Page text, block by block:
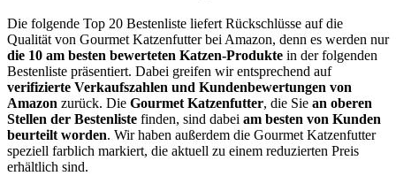
Die folgende Top 20 Bestenliste liefert Rückschlüsse auf die
Qualität von Gourmet Katzenfutter bei Amazon, denn es werden nur
die 10 am besten bewerteten Katzen-Produkte in der folgenden
Bestenliste präsentiert. Dabei greifen wir entsprechend auf
verifizierte Verkaufszahlen und Kundenbewertungen von
Amazon zurück. Die Gourmet Katzenfutter, die Sie an oberen
Stellen der Bestenliste finden, sind dabei am besten von Kunden
beurteilt worden. Wir haben außerdem die Gourmet Katzenfutter
speziell farblich markiert, die aktuell zu einem reduzierten Preis
erhältlich sind.